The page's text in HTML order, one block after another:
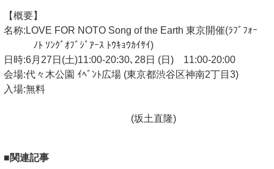
【概要】
名称:LOVE FOR NOTO Song of the Earth 東京開催(ﾗﾌﾞﾌｫｰ
ﾉﾄ ｿﾝｸﾞｵﾌﾞｼﾞｱｰｽ ﾄｳｷｮｳｶｲｻｲ)
日時:6月27日(土)11:00-20:30､28日 (日) 11:00-20:00
会場:代々木公園 ｲﾍﾞﾝﾄ広場 (東京都渋谷区神南2丁目3)
入場:無料
(坂土直隆)
■関連記事